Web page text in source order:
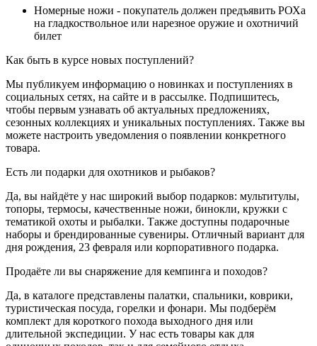
Номерные ножи - покупатель должен предъявить РОХа
на гладкоствольное или нарезное оружие и охотничий
билет
Как быть в курсе новых поступлений?
Мы публикуем информацию о новинках и поступлениях в
социальных сетях, на сайте и в рассылке. Подпишитесь,
чтобы первым узнавать об актуальных предложениях,
сезонных коллекциях и уникальных поступлениях. Также вы
можете настроить уведомления о появлении конкретного
товара.
Есть ли подарки для охотников и рыбаков?
Да, вы найдёте у нас широкий выбор подарков: мультитулы,
топоры, термосы, качественные ножи, бинокли, кружки с
тематикой охоты и рыбалки. Также доступны подарочные
наборы и брендированные сувениры. Отличный вариант для
дня рождения, 23 февраля или корпоративного подарка.
Продаёте ли вы снаряжение для кемпинга и походов?
Да, в каталоге представлены палатки, спальники, коврики,
туристическая посуда, горелки и фонари. Мы подберём
комплект для короткого похода выходного дня или
длительной экспедиции. У нас есть товары как для